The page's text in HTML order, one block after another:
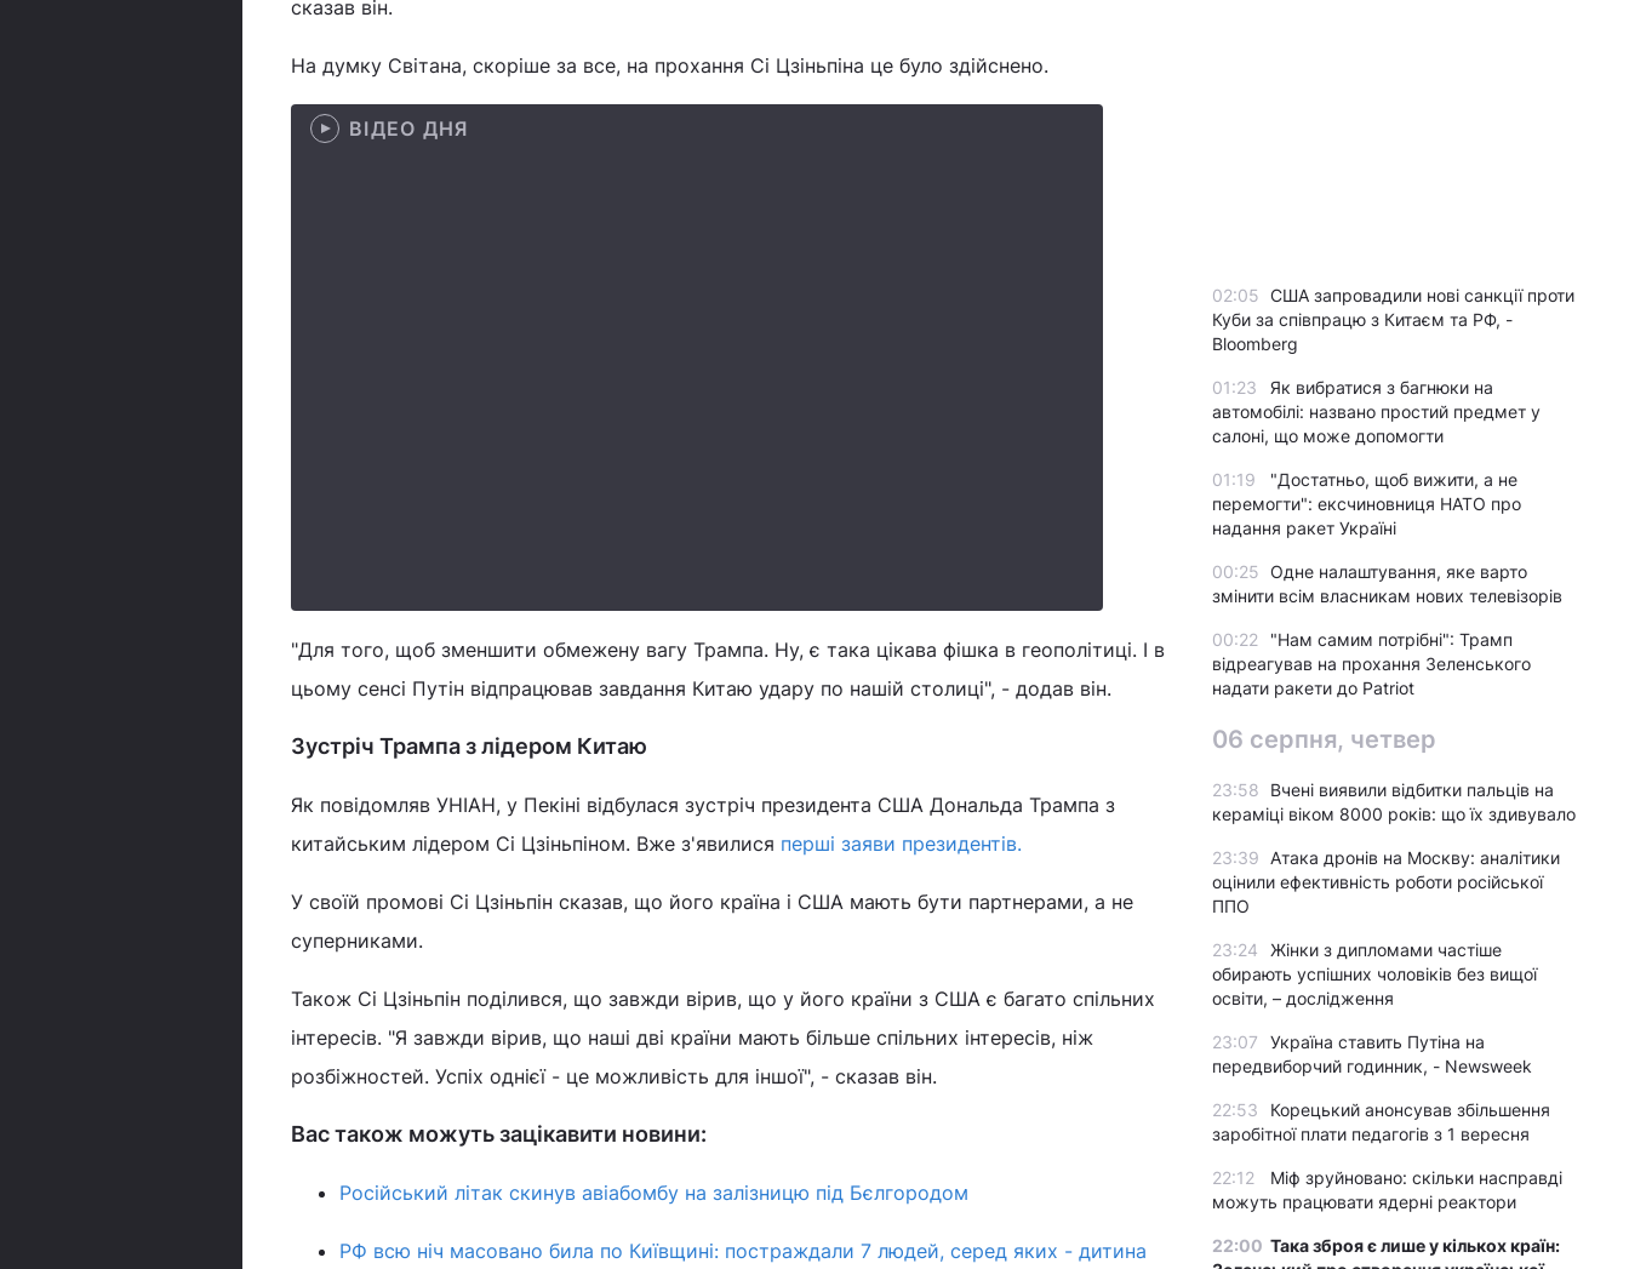
сказав він.
На думку Світана, скоріше за все, на прохання Сі Цзіньпіна це було здійснено.
ВІДЕО ДНЯ
"Для того, щоб зменшити обмежену вагу Трампа. Ну, є така цікава фішка в геополітиці. І в
цьому сенсі Путін відпрацював завдання Китаю удару по нашій столиці", - додав він.
Зустріч Трампа з лідером Китаю
Як повідомляв УНІАН, у Пекіні відбулася зустріч президента США Дональда Трампа з
китайським лідером Сі Цзіньпіном. Вже з'явилися перші заяви президентів.
У своїй промові Сі Цзіньпін сказав, що його країна і США мають бути партнерами, а не
суперниками.
Також Сі Цзіньпін поділився, що завжди вірив, що у його країни з США є багато спільних
інтересів. "Я завжди вірив, що наші дві країни мають більше спільних інтересів, ніж
розбіжностей. Успіх однієї - це можливість для іншої", - сказав він.
Вас також можуть зацікавити новини:
Російський літак скинув авіабомбу на залізницю під Бєлгородом
РФ всю ніч масовано била по Київщині: постраждали 7 людей, серед яких - дитина
02:05 США запровадили нові санкції проти
Куби за співпрацю з Китаєм та РФ, -
Bloomberg
01:23
Як вибратися з багнюки на
автомобілі: названо простий предмет у
салоні, що може допомогти
01:19
"Достатньо, щоб вижити, а не
перемогти": ексчиновниця НАТО про
надання ракет Україні
00:25 Одне налаштування, яке варто
змінити всім власникам нових телевізорів
00:22
"Нам самим потрібні": Трамп
відреагував на прохання Зеленського
надати ракети до Patriot
06 серпня, четвер
23:58
Вчені виявили відбитки пальців на
кераміці віком 8000 років: що їх здивувало
23:39
Атака дронів на Москву: аналітики
оцінили ефективність роботи російської
ППО
23:24
Жінки з дипломами частіше
обирають успішних чоловіків без вищої
освіти, – дослідження
23:07
Україна ставить Путіна на
передвиборчий годинник, - Newsweek
22:53
Корецький анонсував збільшення
заробітної плати педагогів з 1 вересня
22:12
Міф зруйновано: скільки насправді
можуть працювати ядерні реактори
22:00 Така зброя є лише у кількох країн: